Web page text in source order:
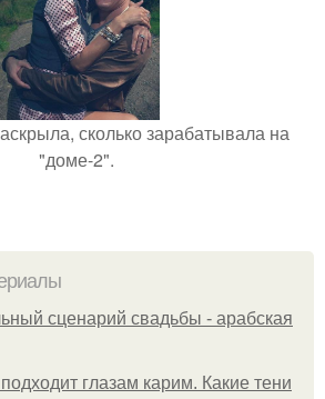
сколько зарабатывала на
"доме-2".
сценарий свадьбы - арабская
глазам карим. Какие тени